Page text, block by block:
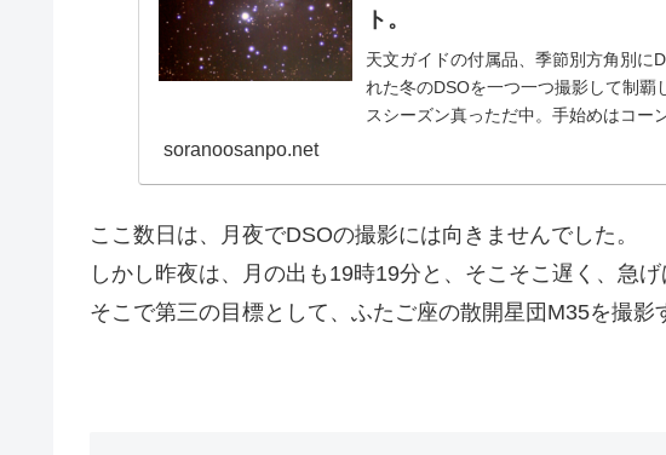
ト。
天文ガイドの付属品、季節別方角別に
れた冬のDSOを一つ一つ撮影して制覇
スシーズン真っただ中。手始めはコー
soranoosanpo.net
ここ数日は、月夜でDSOの撮影には向きませんでした。
しかし昨夜は、月の出も19時19分と、そこそこ遅く、急げ
そこで第三の目標として、ふたご座の散開星団M35を撮影